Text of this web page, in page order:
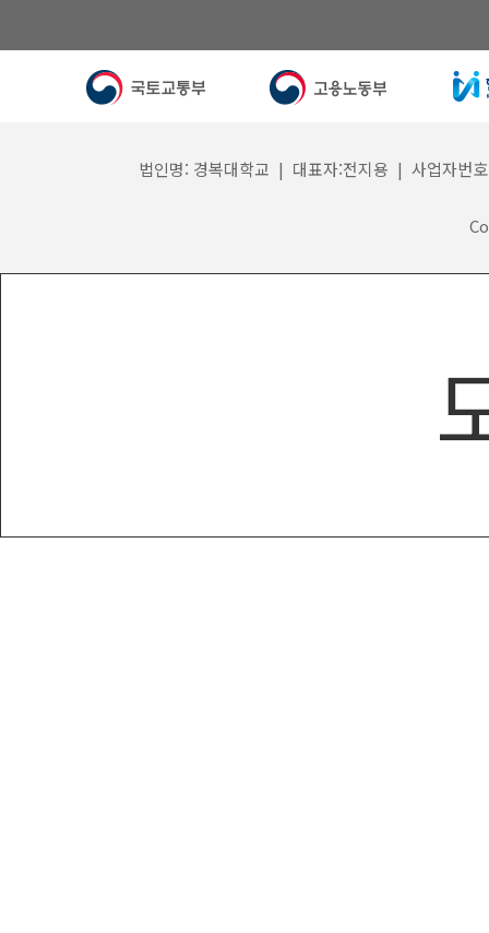
법인명: 경복대학교 | 대표자:전지용 | 사업자번